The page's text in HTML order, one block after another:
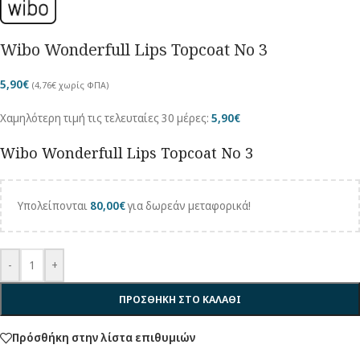
Wibo Wonderfull Lips Topcoat No 3
5,90€ (4,76€ χωρίς ΦΠΑ)
Χαμηλότερη τιμή τις τελευταίες 30 μέρες: 5,90€
Wibo Wonderfull Lips Topcoat No 3
Υπολείπονται 80,00€για δωρεάν μεταφορικά!
- +
ΠΡΟΣΘΗΚΗ ΣΤΟ ΚΑΛΑΘΙ
Πρόσθήκη στην λίστα επιθυμιών